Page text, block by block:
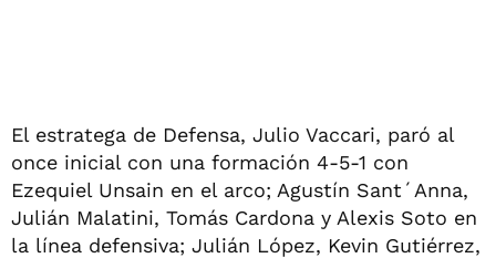
El estratega de Defensa, Julio Vaccari, paró al
once inicial con una formación 4-5-1 con
Ezequiel Unsain en el arco; Agustín Sant´Anna,
Julián Malatini, Tomás Cardona y Alexis Soto en
la línea defensiva; Julián López, Kevin Gutiérrez,